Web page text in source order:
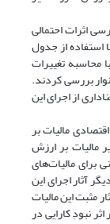
»بررسی اثرات احتمالی
استفاده از جدول
محاسبه تغییرات
بررسی کردند.
از اجرای این
اقتصادی مالیات بر
مالیات بر ارزش
برای مالیات‌های
آثار اجرای این
مثبت این مالیات
نبودِ کارایی در